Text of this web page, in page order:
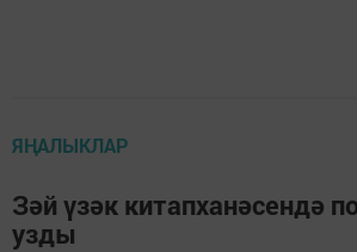
ЯҢАЛЫКЛАР
Зәй үзәк китапханәсендә
узды